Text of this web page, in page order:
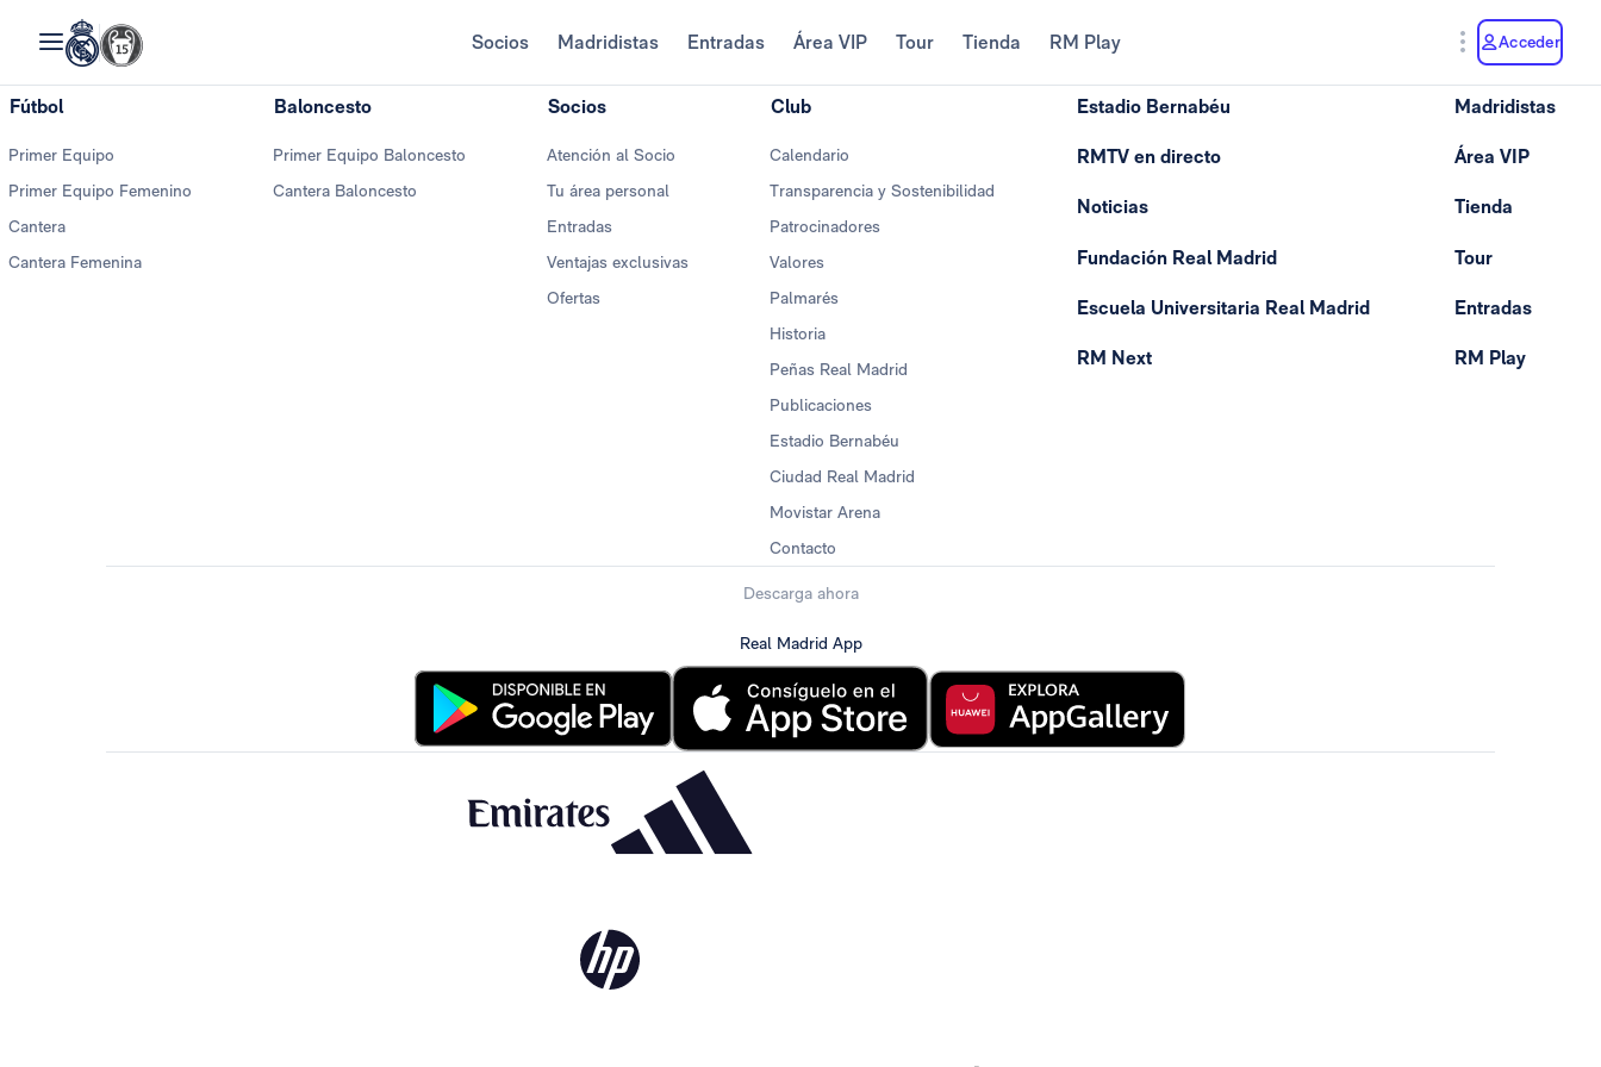
Socios Madridistas Entradas Área VIP Tour Tienda RM Play Acceder
Fútbol
Primer Equipo
Primer Equipo Femenino
Cantera
Cantera Femenina
Baloncesto
Primer Equipo Baloncesto
Cantera Baloncesto
Socios
Atención al Socio
Tu área personal
Entradas
Ventajas exclusivas
Ofertas
Club
Calendario
Transparencia y Sostenibilidad
Patrocinadores
Valores
Palmarés
Historia
Peñas Real Madrid
Publicaciones
Estadio Bernabéu
Ciudad Real Madrid
Movistar Arena
Contacto
Estadio Bernabéu
RMTV en directo
Noticias
Fundación Real Madrid
Escuela Universitaria Real Madrid
RM Next
Madridistas
Área VIP
Tienda
Tour
Entradas
RM Play
Descarga ahora
Real Madrid App